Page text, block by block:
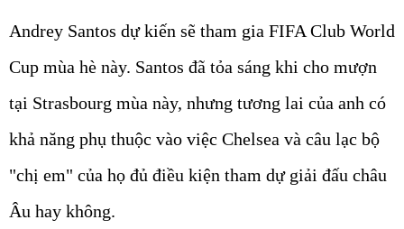
Andrey Santos dự kiến sẽ tham gia FIFA Club World
Cup mùa hè này. Santos đã tỏa sáng khi cho mượn
tại Strasbourg mùa này, nhưng tương lai của anh có
khả năng phụ thuộc vào việc Chelsea và câu lạc bộ
"chị em" của họ đủ điều kiện tham dự giải đấu châu
Âu hay không.